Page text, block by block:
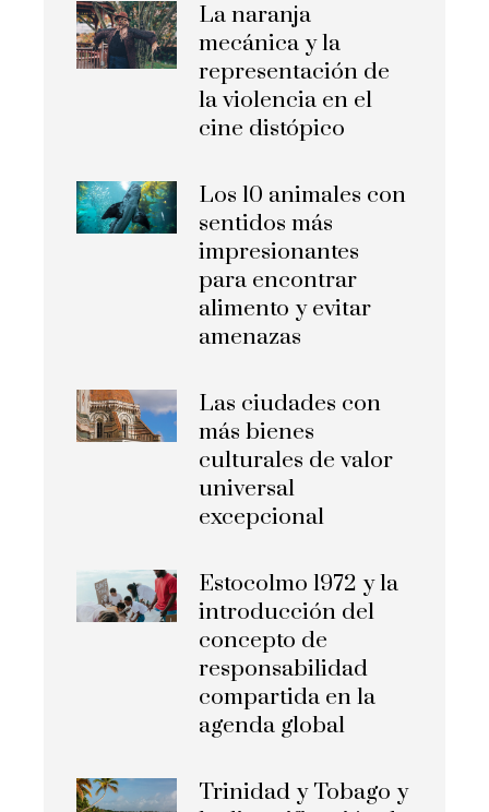
La naranja
mecánica y la
representación de
la violencia en el
cine distópico
Los 10 animales con
sentidos más
impresionantes
para encontrar
alimento y evitar
amenazas
Las ciudades con
más bienes
culturales de valor
universal
excepcional
Estocolmo 1972 y la
introducción del
concepto de
responsabilidad
compartida en la
agenda global
Trinidad y Tobago y